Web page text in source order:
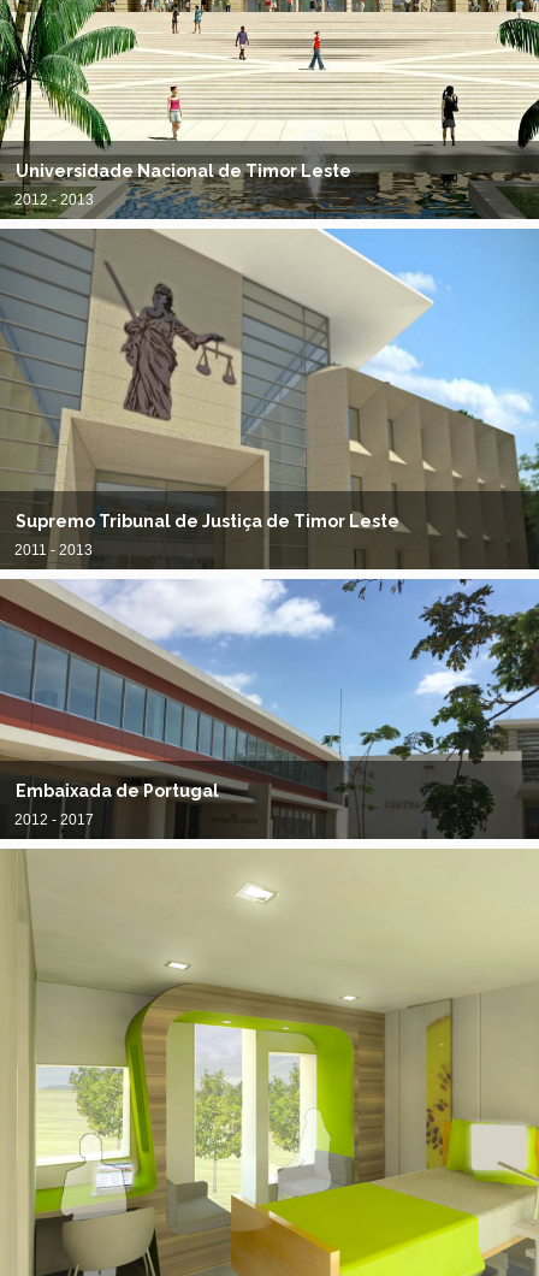
Universidade Nacional de Timor Leste
2012 - 2013
Supremo Tribunal de Justiça de Timor Leste
2011 - 2013
Embaixada de Portugal
2012 - 2017